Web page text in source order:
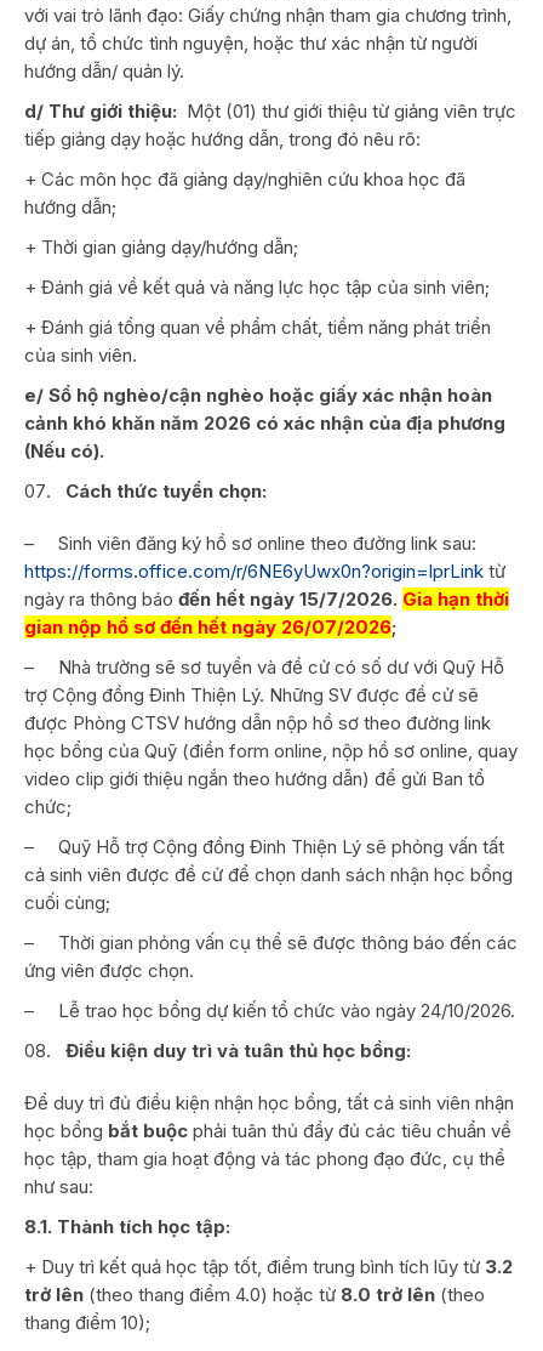
với vai trò lãnh đạo: Giấy chứng nhận tham gia chương trình,
dự án, tổ chức tình nguyện, hoặc thư xác nhận từ người
hướng dẫn/ quản lý.
d/ Thư giới thiệu: Một (01) thư giới thiệu từ giảng viên trực
tiếp giảng dạy hoặc hướng dẫn, trong đó nêu rõ:
+ Các môn học đã giảng dạy/nghiên cứu khoa học đã
hướng dẫn;
+ Thời gian giảng dạy/hướng dẫn;
+ Đánh giá về kết quả và năng lực học tập của sinh viên;
+ Đánh giá tổng quan về phẩm chất, tiềm năng phát triển
của sinh viên.
e/ Sổ hộ nghèo/cận nghèo hoặc giấy xác nhận hoàn
cảnh khó khăn năm 2026 có xác nhận của địa phương
(Nếu có).
Cách thức tuyển chọn:
– Sinh viên đăng ký hồ sơ online theo đường link sau:
https://forms.office.com/r/6NE6yUwx0n?origin=lprLink từ
ngày ra thông báo đến hết ngày 15/7/2026. Gia hạn thời
gian nộp hồ sơ đến hết ngày 26/07/2026;
– Nhà trường sẽ sơ tuyển và đề cử có số dư với Quỹ Hỗ
trợ Cộng đồng Đinh Thiện Lý. Những SV được đề cử sẽ
được Phòng CTSV hướng dẫn nộp hồ sơ theo đường link
học bổng của Quỹ (điền form online, nộp hồ sơ online, quay
video clip giới thiệu ngắn theo hướng dẫn) để gửi Ban tổ
chức;
– Quỹ Hỗ trợ Cộng đồng Đinh Thiện Lý sẽ phỏng vấn tất
cả sinh viên được đề cử để chọn danh sách nhận học bổng
cuối cùng;
– Thời gian phỏng vấn cụ thể sẽ được thông báo đến các
ứng viên được chọn.
– Lễ trao học bổng dự kiến tổ chức vào ngày 24/10/2026.
Điều kiện duy trì và tuân thủ học bổng:
Để duy trì đủ điều kiện nhận học bổng, tất cả sinh viên nhận
học bổng bắt buộc phải tuân thủ đầy đủ các tiêu chuẩn về
học tập, tham gia hoạt động và tác phong đạo đức, cụ thể
như sau:
8.1. Thành tích học tập:
+ Duy trì kết quả học tập tốt, điểm trung bình tích lũy từ 3.2
trở lên (theo thang điểm 4.0) hoặc từ 8.0 trở lên (theo
thang điểm 10);